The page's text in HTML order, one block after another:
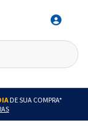
DE SUA COMPRA*